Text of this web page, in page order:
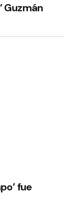
Guzmán
fue